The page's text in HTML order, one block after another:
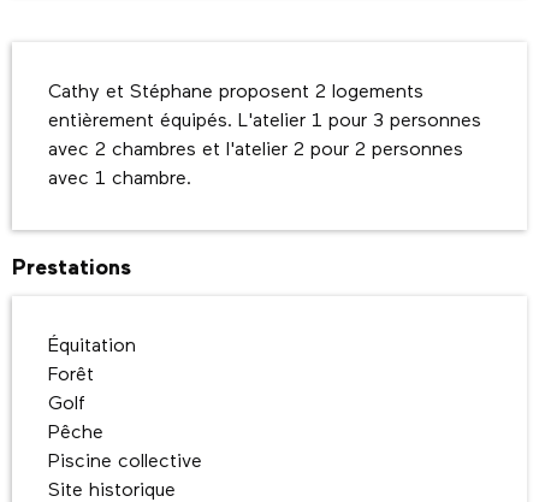
Cathy et Stéphane proposent 2 logements
entièrement équipés. L'atelier 1 pour 3 personnes
avec 2 chambres et l'atelier 2 pour 2 personnes
avec 1 chambre.
Prestations
Équitation
Forêt
Golf
Pêche
Piscine collective
Site historique